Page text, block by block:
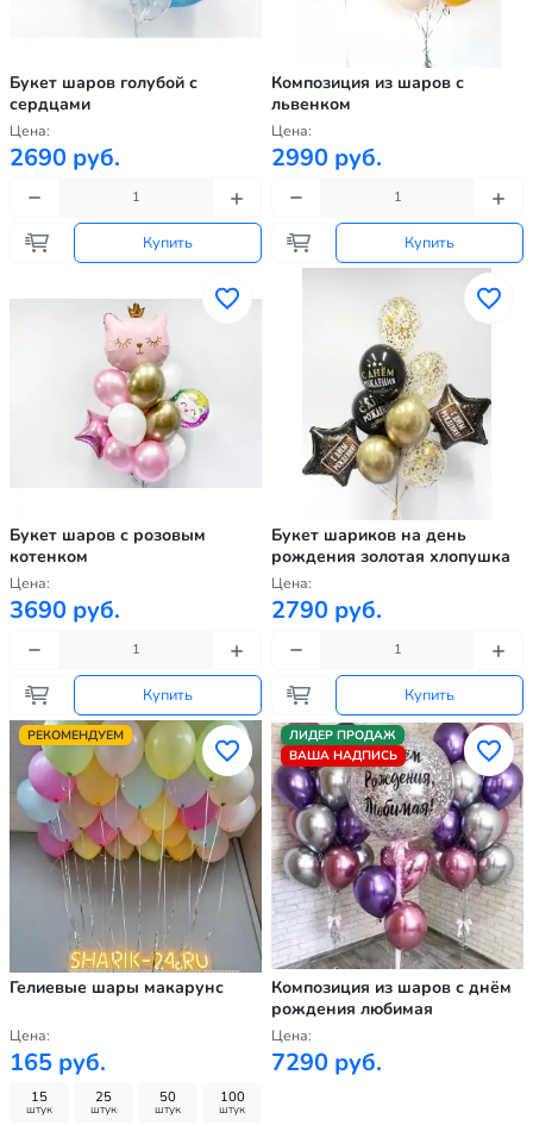
Букет шаров голубой с
сердцами
Цена:
2690 руб.
Купить
Композиция из шаров с
львенком
Цена:
2990 руб.
Купить
Букет шаров с розовым
котенком
Цена:
3690 руб.
Купить
Букет шариков на день
рождения золотая хлопушка
Цена:
2790 руб.
Купить
РЕКОМЕНДУЕМ
Гелиевые шары макарунс
Цена:
165 руб.
15
штук
25
штук
50
штук
100
штук
ЛИДЕР ПРОДАЖ
ВАША НАДПИСЬ
Композиция из шаров с днём
рождения любимая
Цена:
7290 руб.